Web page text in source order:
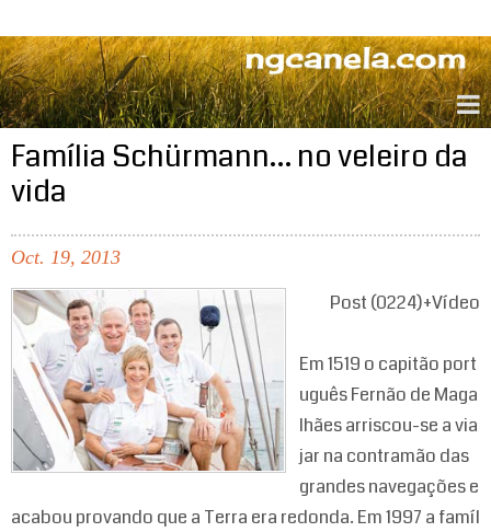
Família Schürmann… no veleiro da
vida
Oct. 19, 2013
Post (0224)+Vídeo
Em 1519 o capitão port
uguês Fernão de Maga
lhães arriscou-se a via
jar na contramão das
grandes navegações e
acabou provando que a Terra era redonda. Em 1997 a famíl